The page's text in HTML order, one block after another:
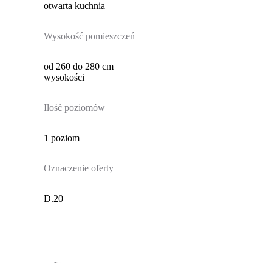
otwarta kuchnia
Wysokość pomieszczeń
od 260 do 280 cm
wysokości
Ilość poziomów
1 poziom
Oznaczenie oferty
D.20